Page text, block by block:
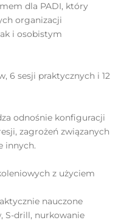
dla PADI, który
organizacji
i osobistym
6 sesji praktycznych i 12
odnośnie konfiguracji
zagrożeń związanych
innych.
z użyciem
nauczone
S-drill, nurkowanie